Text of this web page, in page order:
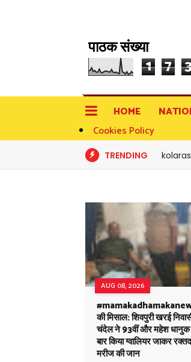
पाठक संख्या
1 7
HOME
Cookies Policy
TRENDING kolaras
AUG 08, 2026
की मिसाल: शिवपुरी खरई
चंदेल ने 93वीं और महेश धानुक
बार किया ग्वालियर जाकर
मरीज की जान